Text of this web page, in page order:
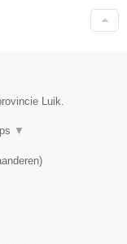
Luik.
▼
)